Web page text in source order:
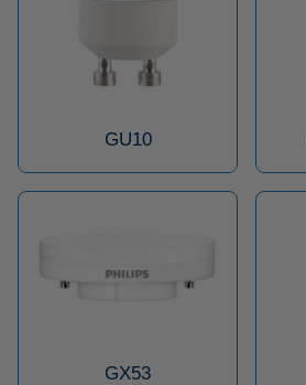
GU10
GX53